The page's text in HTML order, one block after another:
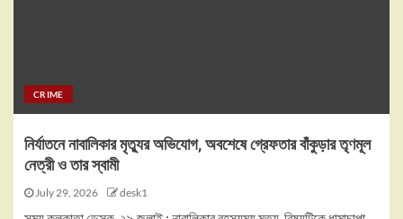
CRIME
নির্যাতনে নাবালিকার মৃত্যুর অভিযোগ, অবশেষে গ্রেফতার বাঁকুড়ার তৃণমূল
নেত্রী ও তার স্বামী
July 29, 2026 desk1